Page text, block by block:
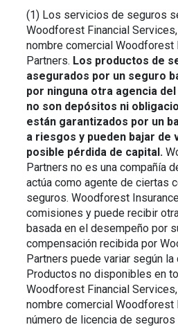
(1) Los servicios de seguros
Woodforest Financial
nombre comercial Woodforest
Partners. Los productos de
asegurados por un seguro
por ninguna otra agencia
no son depósitos ni
están garantizados por un
a riesgos y pueden bajar de
posible pérdida de capital.
Partners no es una compañía
actúa como agente de ciertas
seguros. Woodforest
comisiones y puede recibir
basada en el desempeño por
compensación recibida por
Partners puede variar según
Productos no disponibles en
Woodforest Financial
nombre comercial Woodforest
número de licencia de